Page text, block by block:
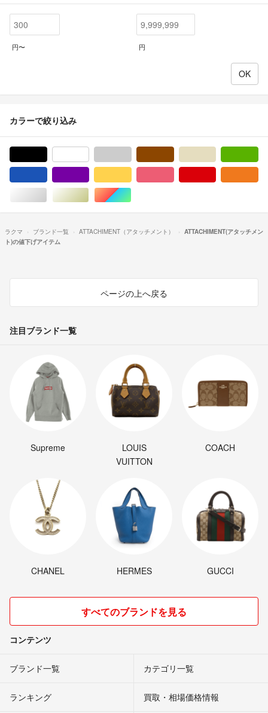
円〜 円
カラーで絞り込み
シルバー/銀色系ゴールド/金色系マルチカラー
ラクマ ブランド一覧 ATTACHIMENT（アタッチメント）
ATTACHIMENT(アタッチメン
ト)の値下げアイテム
ページの上へ戻る
注目ブランド一覧
Supreme
LOUIS
VUITTON
COACH
CHANEL HERMES GUCCI
すべてのブランドを見る
コンテンツ
ブランド一覧 カテゴリ一覧
ランキング 買取・相場価格情報